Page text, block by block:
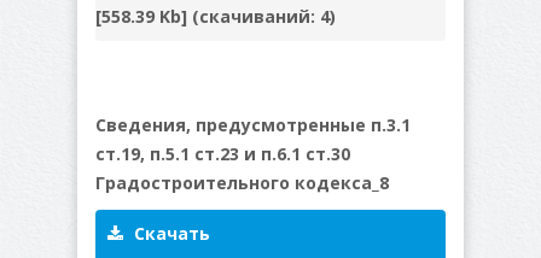
[558.39 Kb] (cкачиваний: 4)
Сведения, предусмотренные п.3.1
ст.19, п.5.1 ст.23 и п.6.1 ст.30
Градостроительного кодекса_8
Скачать